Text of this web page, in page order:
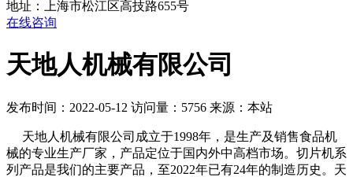
地址：上海市松江区高技路655号
在线咨询
天地人机械有限公司
发布时间：2022-05-12 访问量：5756 来源：本站
天地人机械有限公司成立于1998年，是生产及销售食品机
械的专业生产厂家，产品定位于国内外中高档市场。切片机系
列产品是我们的主要产品，至2022年已有24年的制造历史。天